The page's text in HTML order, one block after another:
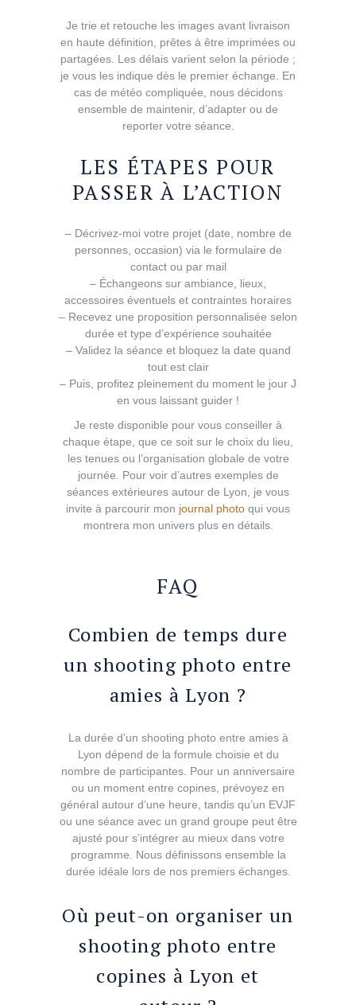
Je trie et retouche les images avant livraison
en haute définition, prêtes à être imprimées ou
partagées. Les délais varient selon la période ;
je vous les indique dès le premier échange. En
cas de météo compliquée, nous décidons
ensemble de maintenir, d’adapter ou de
reporter votre séance.
LES ÉTAPES POUR
PASSER À L’ACTION
– Décrivez-moi votre projet (date, nombre de
personnes, occasion) via le formulaire de
contact ou par mail
– Échangeons sur ambiance, lieux,
accessoires éventuels et contraintes horaires
– Recevez une proposition personnalisée selon
durée et type d’expérience souhaitée
– Validez la séance et bloquez la date quand
tout est clair
– Puis, profitez pleinement du moment le jour J
en vous laissant guider !
Je reste disponible pour vous conseiller à
chaque étape, que ce soit sur le choix du lieu,
les tenues ou l’organisation globale de votre
journée. Pour voir d’autres exemples de
séances extérieures autour de Lyon, je vous
invite à parcourir mon journal photo qui vous
montrera mon univers plus en détails.
FAQ
Combien de temps dure
un shooting photo entre
amies à Lyon ?
La durée d’un shooting photo entre amies à
Lyon dépend de la formule choisie et du
nombre de participantes. Pour un anniversaire
ou un moment entre copines, prévoyez en
général autour d’une heure, tandis qu’un EVJF
ou une séance avec un grand groupe peut être
ajusté pour s’intégrer au mieux dans votre
programme. Nous définissons ensemble la
durée idéale lors de nos premiers échanges.
Où peut-on organiser un
shooting photo entre
copines à Lyon et